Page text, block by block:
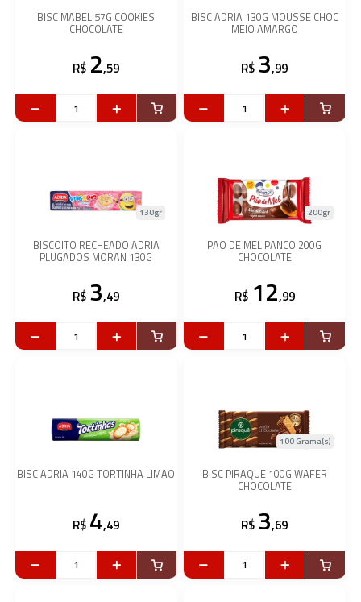
BISC MABEL 57G COOKIES
CHOCOLATE
R$ 2,59
BISC ADRIA 130G MOUSSE CHOC
MEIO AMARGO
R$ 3,99
BISCOITO RECHEADO ADRIA
PLUGADOS MORAN 130G
130gr
R$ 3,49
PAO DE MEL PANCO 200G
CHOCOLATE
200gr
R$ 12,99
BISC ADRIA 140G TORTINHA LIMAO
R$ 4,49
BISC PIRAQUE 100G WAFER
CHOCOLATE
100 Grama(s)
R$ 3,69